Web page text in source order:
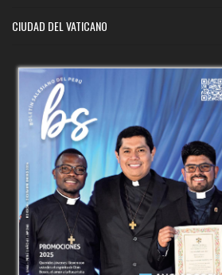
CIUDAD DEL VATICANO